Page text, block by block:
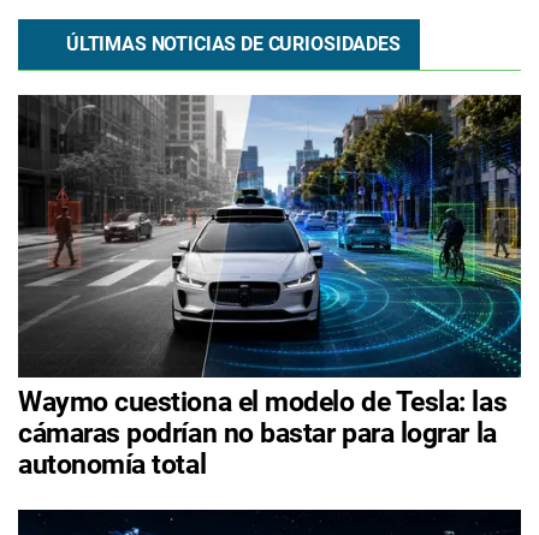
ÚLTIMAS NOTICIAS DE CURIOSIDADES
Waymo cuestiona el modelo de Tesla: las
cámaras podrían no bastar para lograr la
autonomía total